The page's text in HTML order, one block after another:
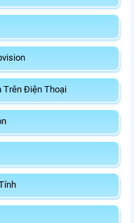
Trên Điện Thoại